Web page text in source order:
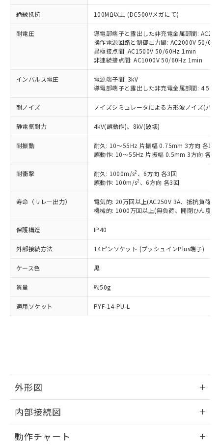
絶縁抵抗 100MΩ以上 (DC500Vメガにて)
耐電圧
導電部端子と露出した非充電金属部間:
操作電源回路と制御出力間: AC2000V 50/
異極接点間: AC1500V 50/60Hz 1min
非連続接点間: AC1000V 50/60Hz 1min
インパルス電圧
電源端子間: 3kV
導電部端子と露出した非充電金属部間: 4.5kV
耐ノイズ ノイズシミュレータによる方形波ノイズ(パ
静電気耐力 4kV(誤動作)、8kV(破壊)
耐振動
耐久: 10～55Hz 片振幅 0.75mm 3方向 各1h
誤動作: 10～55Hz 片振幅 0.5mm 3方向 各
耐衝撃 耐久: 1000m/s2 、6方向 各3回
誤動作: 100m/s2 、6方向 各3回
寿命（リレー出力）
電気的: 20万回以上(AC250V 3A、抵抗負荷
機械的: 1000万回以上(無負荷、開閉ひん度
保護構造 IP40
外部接続方法 14ピンソケット (プッシュインPlus端子)
ケース色 黒
質量 約50g
適用ソケット PYF-14-PU-L
外形図
外形図
内部接続図
動作チャート
ご利用条件
以下の条件をお読みいただき、同意のうえ
ご利用ください。
本サービスは、当社制御機器事業取扱
商品の当社在庫状況および標準価格
(税抜)を提供させていただくもので
本サービスの対象外となる商品もある
ことをご了承ください。
在庫状況および標準価格照会結果は、
記載している更新日時点での社内デー
タに基づき作成されるものであり、閲
覧された時点での実際の在庫および標
準価格とは異なる場合があることをご
了承ください。
正式な納期状況および標準価格はお客
様のお取引先、またはお客様担当のオ
ムロン制御機器販売店・当社販売員に
ご相談ください。
オムロン制御機器販売店や当社販売拠
販売ネットワーク
」をご確認
在庫状況および標準価格結果を当社の
事前の承諾なく第三者に漏洩または開
示しないようお願いします。
マイパーツ機能（部品リスト作成サー
をご了承ください。
※当社の共同利用者とは、
の共同利用に関して"
の「1.共同利
用者の範囲」に記載されている法人を
対応予定：EU RoHS指令（10物質）の非含
有に対応した製品に切り替える予定のある
対応予定なし：EU RoHS指令（10物質）の
非含有に非対応の商品で、対応品を出す予
定はありません。
調査・確認中：EU RoHS指令（10物質）の
非含有の対応状況を調査中または確認中の
非該当品：ライセンス料など無形物で、有
害物質有無と関係のない商品です。
仕入先様の事情により、非含有部品として
いたものが、含有品と判明した場合などや
ミウム(Cd) 100ppm以下、
六価クロム(Cr(Ⅵ)) 1000ppm以下、ポリ臭化ビフェニル
(PBDE) 1000ppm以下、フタル酸ビス(2-エチルヘキシ
ル) (DEHP)(別名：DOP) 1000ppm以下、フタル酸ブチ
ルベンジル（BBP） 1000ppm以下、フタル酸ジブチル
（DBP） 1000ppm以下、フタル酸ジイソブチル
(DIBP) 1000ppm以下
但し、RoHS指令で産業用監視および制御機器に対する
適用除外項目は除く。
フタル酸エステル類の４物質については閾値を超える意
※2 対応予定月
部品在庫の切り替え状況などにより、予定
月が前後することがあります。
下記の非含有証明書をダウンロードするこ
とができます。
EU RoHS指令（10物質）の非含有証明書
51物質の非含有証明書（当社基準）
るもので、過去に遡って非含有を証明する
※1 中国RoHS○×表
「○」：最大均質材料含有率が中国RoHSの
基準値以下であることを示します。
「×」：最大均質材料含有率が中国RoHSの
基準値を超えていることを示します。
「－」：未確認です。当社販売部門へお問
い合わせください。
*中国RoHS10物質の基準値 (GB/T26572)：
Pb(鉛) :1000ppm、 Hg(水銀) : 1000ppm、 Cd(カドミウ
Cr(Ⅵ)(六価クロム) : 1000ppm、 PBBs(ポリ臭化ビフェ
ニル類) : 1000ppm、 PBDEs(ポリ臭化ジフェニルエーテ
ル類) : 1000ppm、
DBP(フタル酸ジブチル) : 1000ppm、 DIBP(フタル酸ジ
イソブチル) : 1000ppm、 BBP(フタル酸ブチルベンジ
ル) : 1000ppm、
※2 環境保護使用期限
「ｅ」：有害物質（10物質）のすべてが基
準値以下であることを示します。
「10」：通常の使用状況下において有害物
質が外部に漏えいし、環境に深刻な影響を
当社は、これら貴社製品のうち、外国
為替および外国貿易法に定める商品
（以下｢規制貨物等」という）を輸出
または国外への提供する場合は、日本
国政府の輸出許可(または役務取引許
可)を取得するなどの必要な手続きを
とります。
当社は規制貨物を破棄する場合は、完
全に破砕するなど、違法に輸出されな
当社は貴社製品を、核兵器、ミサイ
ル、化学兵器、生物兵器またはその他
武器並びにこれらの製造装置等に一切
使用いたしません。
当社は、貴社製品を第三者に販売する
場合は、上記1、2および3の内容を当
該第三者に通知します。また当社は、
販売先および販売に係わる関係者が違
法に輸出するおそれがある場合は、取
○ 一定数以上の在庫あり
一定数には満たないが在庫あり
－
在庫なし(最新の在庫状況につ
いては、お客様のお取引先、ま
たはお客様担当のオムロン制御
機器販売店・当社販売員にご確
認ください)
空
受注生産機種、また在庫状況の